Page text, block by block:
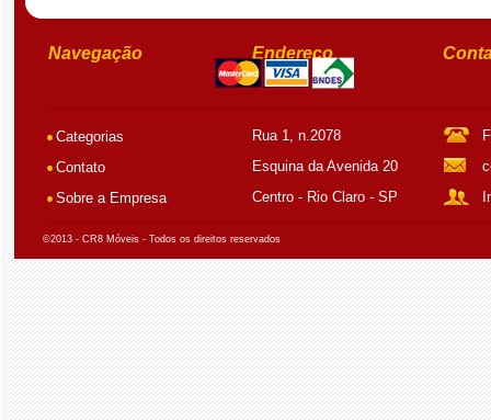
Navegação Endereço
Categorias
Contato
Sobre a Empresa
Rua 1, n.2078
Esquina da Avenida 20
Centro - Rio Claro - SP
©2013 - CR8 Móveis - Todos os direitos reservados